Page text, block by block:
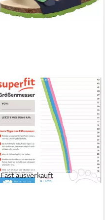
Fast ausverkauft